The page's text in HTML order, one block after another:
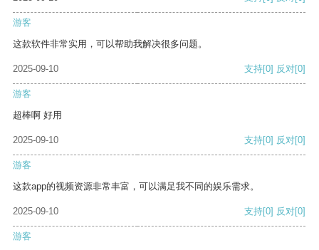
游客
这款软件非常实用，可以帮助我解决很多问题。
2025-09-10 支持[0] 反对[0]
游客
超棒啊 好用
2025-09-10 支持[0] 反对[0]
游客
这款app的视频资源非常丰富，可以满足我不同的娱乐需求。
2025-09-10 支持[0] 反对[0]
游客